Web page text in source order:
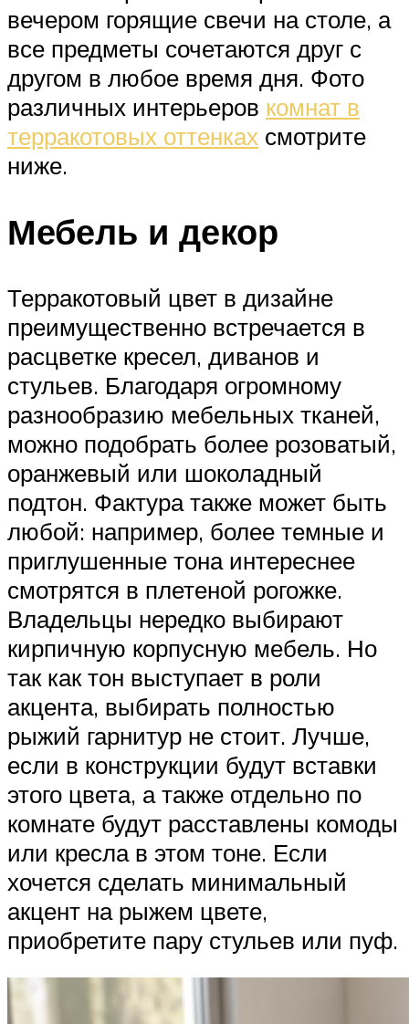
вечером горящие свечи на столе, а
все предметы сочетаются друг с
другом в любое время дня. Фото
различных интерьеров комнат в
терракотовых оттенках смотрите
ниже.
Мебель и декор
Терракотовый цвет в дизайне
преимущественно встречается в
расцветке кресел, диванов и
стульев. Благодаря огромному
разнообразию мебельных тканей,
можно подобрать более розоватый,
оранжевый или шоколадный
подтон. Фактура также может быть
любой: например, более темные и
приглушенные тона интереснее
смотрятся в плетеной рогожке.
Владельцы нередко выбирают
кирпичную корпусную мебель. Но
так как тон выступает в роли
акцента, выбирать полностью
рыжий гарнитур не стоит. Лучше,
если в конструкции будут вставки
этого цвета, а также отдельно по
комнате будут расставлены комоды
или кресла в этом тоне. Если
хочется сделать минимальный
акцент на рыжем цвете,
приобретите пару стульев или пуф.